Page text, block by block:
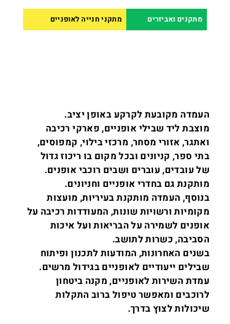
מתקנים ואביזרים מתקני חנייה לאופניים
העמדה מקובעת לקרקע באופן יציב.
מוצבתליד שבילי אופניים, פארקי רכיבה
ואתגר, אזורי מסחר, מרכזי בילוי, קמפוסים,
בתי ספר, קניונים ובכל מקום בו ריכוז גדול
שלעובדים, עוברים ושבים רוכבי אופנים.
מותקנת גם בחדרי אופניים וחניונים.
בנוסף, העמדה מותקנת בעיריות, מועצות
מקומיות ורשויות שונות, המעודדות רכיבה על
אופנים לשמירה על הבריאות ועל איכות
הסביבה, כשרות לתושב.
בשנים האחרונות, המודעות לתכנון ופיתוח
שבילים ייעודיים לאופניים בגידול מרשים.
עמדת השירות לאופניים, מקנה ביטחון
לרוכבים ומאפשר טיפול ברוב התקלות
שיכולות לצוץ בדרך.